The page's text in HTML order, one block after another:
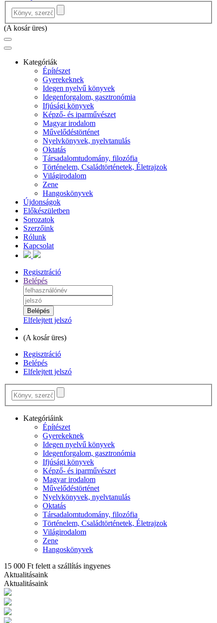
(A kosár üres)
Kategóriák
Építészet
Gyerekeknek
Idegen nyelvű könyvek
Idegenforgalom, gasztronómia
Ifjúsági könyvek
Képző- és iparművészet
Magyar irodalom
Művelődéstörténet
Nyelvkönyvek, nyelvtanulás
Oktatás
Társadalomtudomány, filozófia
Történelem, Családtörténetek, Életrajzok
Világirodalom
Zene
Hangoskönyvek
Újdonságok
Előkészületben
Sorozatok
Szerzőink
Rólunk
Kapcsolat
Regisztráció
Belépés
Elfelejtett jelszó
(A kosár üres)
Regisztráció
Belépés
Elfelejtett jelszó
Kategóriáink
Építészet
Gyerekeknek
Idegen nyelvű könyvek
Idegenforgalom, gasztronómia
Ifjúsági könyvek
Képző- és iparművészet
Magyar irodalom
Művelődéstörténet
Nyelvkönyvek, nyelvtanulás
Oktatás
Társadalomtudomány, filozófia
Történelem, Családtörténetek, Életrajzok
Világirodalom
Zene
Hangoskönyvek
15 000 Ft felett a szállítás ingyenes
Aktualitásaink
Aktualitásaink